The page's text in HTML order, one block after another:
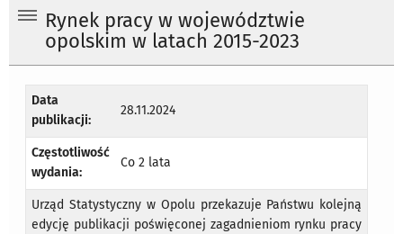
Rynek pracy w województwie
opolskim w latach 2015-2023
Data
publikacji:
28.11.2024
Częstotliwość
wydania:
Co 2 lata
Urząd Statystyczny w Opolu przekazuje Państwu kolejną
edycję publikacji poświęconej zagadnieniom rynku pracy